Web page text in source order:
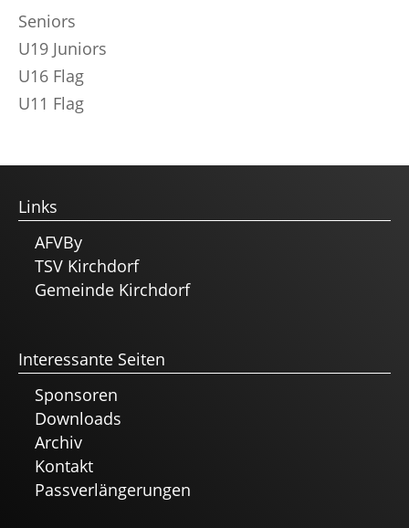
Seniors
U19 Juniors
U16 Flag
U11 Flag
Links
AFVBy
TSV Kirchdorf
Gemeinde Kirchdorf
Interessante Seiten
Sponsoren
Downloads
Archiv
Kontakt
Passverlängerungen